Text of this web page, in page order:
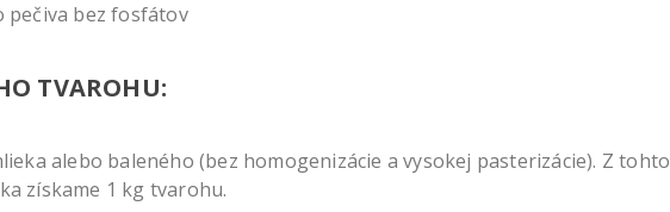
pečiva bez fosfátov
TVAROHU:
alebo baleného (bez homogenizácie a vysokej pasterizácie). Z tohto
získame 1 kg tvarohu.